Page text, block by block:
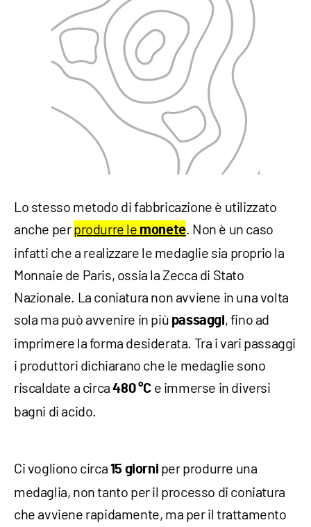
Lo stesso metodo di fabbricazione è utilizzato
anche perprodurre le monete. Non è un caso
infatti che a realizzare le medaglie sia proprio la
Monnaie de Paris, ossia la Zecca di Stato
Nazionale. La coniatura non avviene in una volta
sola ma può avvenire in più passaggi, fino ad
imprimere la forma desiderata. Tra i vari passaggi
i produttori dichiarano che le medaglie sono
riscaldate a circa 480 °C e immerse in diversi
bagni di acido.
Ci vogliono circa 15 giorni per produrre una
medaglia, non tanto per il processo di coniatura
che avviene rapidamente, ma per il trattamento